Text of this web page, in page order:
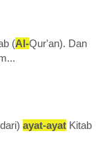
(Al-Qur'an). Dan
ayat-ayat Kitab